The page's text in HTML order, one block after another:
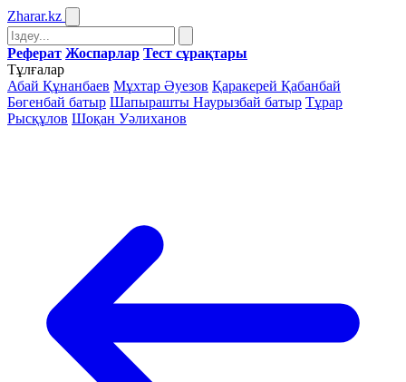
Zharar.kz
Реферат Жоспарлар Тест сұрақтары
Тұлғалар
Абай Құнанбаев Мұхтар Әуезов Қаракерей Қабанбай
Бөгенбай батыр Шапырашты Наурызбай батыр Тұрар
Рысқұлов Шоқан Уәлиханов